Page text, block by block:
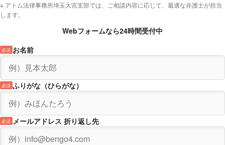
アトム法律事務所埼玉大宮支部では、ご相談内容に応じて、最適な弁護士が担当
します。
Webフォームなら24時間受付中
お名前
必須
ふりがな（ひらがな）
必須
メールアドレス 折り返し先
必須